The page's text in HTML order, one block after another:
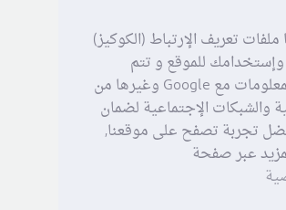
تعريف الإرتباط (الكوكيز)
وإستخدامك للموقع و تتم
مشاركة بعض المعلومات مع Google وغيرها من
والشبكات الإجتماعية لضمان
تجربة تصفح على موقعنا,
عبر صفحة